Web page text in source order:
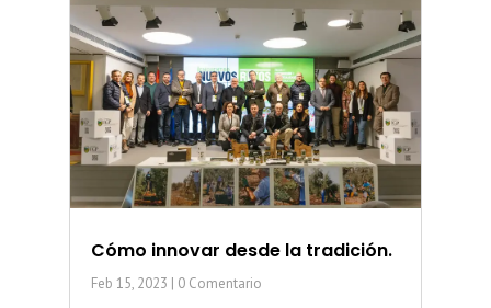
Cómo innovar desde la tradición.
Feb 15, 2023 | 0 Comentario